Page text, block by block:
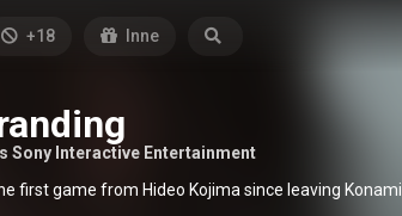
+18 Inne
Sony Interactive Entertainment
first game from Hideo Kojima since leaving Konami.